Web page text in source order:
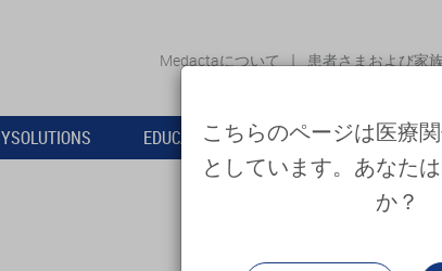
Medactaについて 患者さまおよび家
EDUCATION サポート・その他
こちらのページは医療
としています。あなた
か？